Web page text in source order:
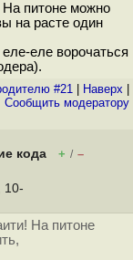
питоне можно
на расте один
еле ворочаться
#21 Наверх
Cообщить модератору
кода
+ / –
10-
На питоне